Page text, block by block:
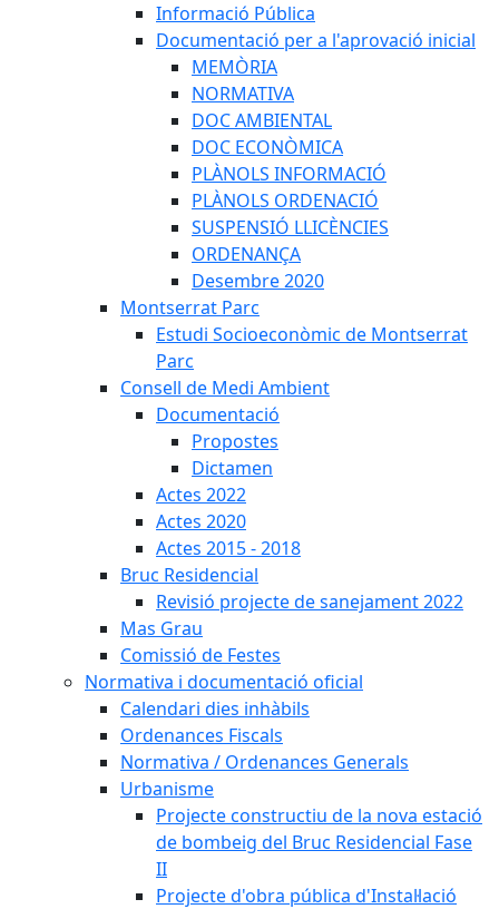
Informació Pública
Documentació per a l'aprovació inicial
MEMÒRIA
NORMATIVA
DOC AMBIENTAL
DOC ECONÒMICA
PLÀNOLS INFORMACIÓ
PLÀNOLS ORDENACIÓ
SUSPENSIÓ LLICÈNCIES
ORDENANÇA
Desembre 2020
Montserrat Parc
Estudi Socioeconòmic de Montserrat
Parc
Consell de Medi Ambient
Documentació
Propostes
Dictamen
Actes 2022
Actes 2020
Actes 2015 - 2018
Bruc Residencial
Revisió projecte de sanejament 2022
Mas Grau
Comissió de Festes
Normativa i documentació oficial
Calendari dies inhàbils
Ordenances Fiscals
Normativa / Ordenances Generals
Urbanisme
Projecte constructiu de la nova estació
de bombeig del Bruc Residencial Fase
II
Projecte d'obra pública d'Instal·lació